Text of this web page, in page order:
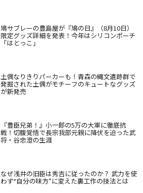
鳩サブレーの豊島屋が『鳩の日』（8月10日）
限定グッズ詳細を発表！今年はシリコンポーチ
「はとっこ」
土偶なりきりパーカーも！青森の縄文遺跡群で
発掘された土偶がモチーフのキュートなグッズ
が新発売
『豊臣兄弟！』小一郎の5万の大軍に徹底抗
戦！切腹覚悟で長宗我部元親に降伏を迫った武
将・谷忠澄の生涯
なぜ浅井の旧臣は秀吉に従ったのか？ 武力を使
わず“自分の味方”に変えた裏工作の技法とは